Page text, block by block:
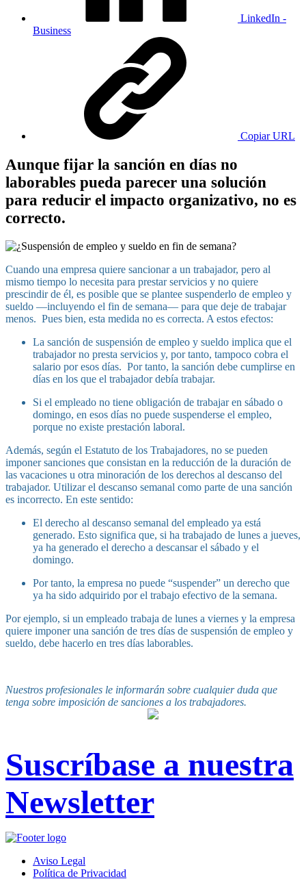
LinkedIn -
Business
Copiar URL
Aunque fijar la sanción en días no
laborables pueda parecer una solución
para reducir el impacto organizativo, no es
correcto.
Cuando una empresa quiere sancionar a un trabajador, pero al
mismo tiempo lo necesita para prestar servicios y no quiere
prescindir de él, es posible que se plantee suspenderlo de empleo y
sueldo —incluyendo el fin de semana— para que deje de trabajar
menos. Pues bien, esta medida no es correcta. A estos efectos:
La sanción de suspensión de empleo y sueldo implica que el
trabajador no presta servicios y, por tanto, tampoco cobra el
salario por esos días. Por tanto, la sanción debe cumplirse en
días en los que el trabajador debía trabajar.
Si el empleado no tiene obligación de trabajar en sábado o
domingo, en esos días no puede suspenderse el empleo,
porque no existe prestación laboral.
Además, según el Estatuto de los Trabajadores, no se pueden
imponer sanciones que consistan en la reducción de la duración de
las vacaciones u otra minoración de los derechos al descanso del
trabajador. Utilizar el descanso semanal como parte de una sanción
es incorrecto. En este sentido:
El derecho al descanso semanal del empleado ya está
generado. Esto significa que, si ha trabajado de lunes a jueves,
ya ha generado el derecho a descansar el sábado y el
domingo.
Por tanto, la empresa no puede “suspender” un derecho que
ya ha sido adquirido por el trabajo efectivo de la semana.
Por ejemplo, si un empleado trabaja de lunes a viernes y la empresa
quiere imponer una sanción de tres días de suspensión de empleo y
sueldo, debe hacerlo en tres días laborables.
Nuestros profesionales le informarán sobre cualquier duda que
tenga sobre imposición de sanciones a los trabajadores.
Suscríbase a nuestra
Newsletter
Aviso Legal
Política de Privacidad